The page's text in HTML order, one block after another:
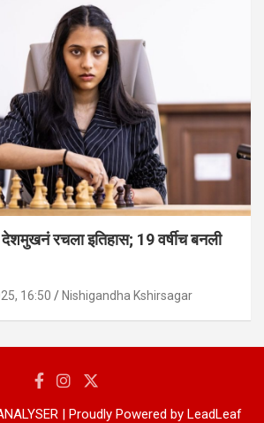
देशमुखनं रचला इतिहास; 19 वर्षीच बनली
16:50 Nishigandha Kshirsagar
| Proudly Powered by LeadLeaf